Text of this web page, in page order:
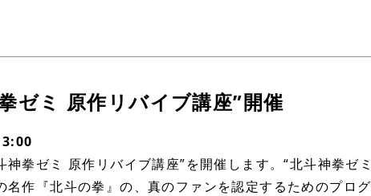
ゼミ 原作リバイブ講座”開催
拳ゼミ 原作リバイブ講座”を開催します。“北斗神拳ゼミ
作『北斗の拳』の、真のファンを認定するためのプログ